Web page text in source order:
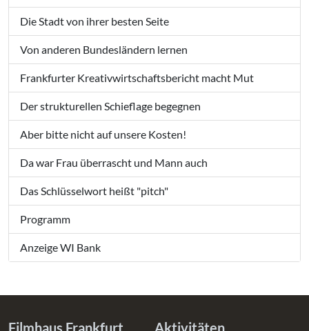
Die Stadt von ihrer besten Seite
Von anderen Bundesländern lernen
Frankfurter Kreativwirtschaftsbericht macht Mut
Der strukturellen Schieflage begegnen
Aber bitte nicht auf unsere Kosten!
Da war Frau überrascht und Mann auch
Das Schlüsselwort heißt "pitch"
Programm
Anzeige WI Bank
Filmhaus Frankfurt Aktivitäten